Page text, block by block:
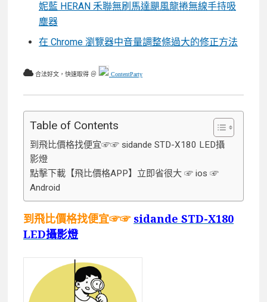
妮藍 HERAN 禾聯無刷馬達颶風龍捲無線手持吸
塵器
在 Chrome 瀏覽器中音量調整條過大的修正方法
合法好文，快速取得 ＠ ContentParty
Table of Contents
到飛比價格找便宜☞☞ sidande STD-X180 LED攝
影燈
點擊下載【飛比價格APP】立即省很大 ☞ ios ☞
Android
到飛比價格找便宜☞☞ sidande STD-X180
LED攝影燈